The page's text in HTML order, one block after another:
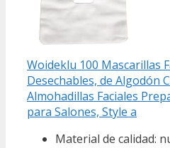
Woideklu 100 Mascarillas
Desechables, de Algodón
Almohadillas Faciales
para Salones, Style a
Material de calidad: